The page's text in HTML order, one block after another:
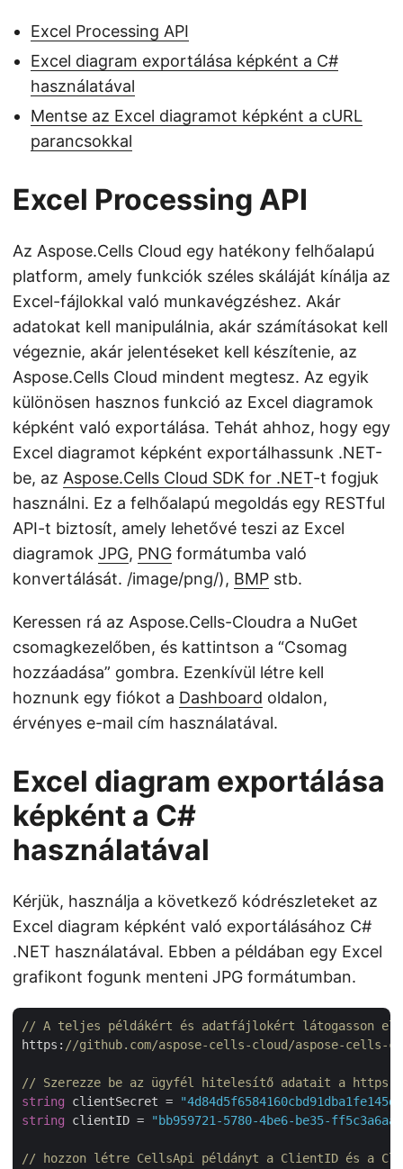
Excel Processing API
Excel diagram exportálása képként a C#
használatával
Mentse az Excel diagramot képként a cURL
parancsokkal
Excel Processing API
Az Aspose.Cells Cloud egy hatékony felhőalapú
platform, amely funkciók széles skáláját kínálja az
Excel-fájlokkal való munkavégzéshez. Akár
adatokat kell manipulálnia, akár számításokat kell
végeznie, akár jelentéseket kell készítenie, az
Aspose.Cells Cloud mindent megtesz. Az egyik
különösen hasznos funkció az Excel diagramok
képként való exportálása. Tehát ahhoz, hogy egy
Excel diagramot képként exportálhassunk .NET-
be, az Aspose.Cells Cloud SDK for .NET-t fogjuk
használni. Ez a felhőalapú megoldás egy RESTful
API-t biztosít, amely lehetővé teszi az Excel
diagramok JPG, PNG formátumba való
konvertálását. /image/png/), BMP stb.
Keressen rá az Aspose.Cells-Cloudra a NuGet
csomagkezelőben, és kattintson a “Csomag
hozzáadása” gombra. Ezenkívül létre kell
hoznunk egy fiókot a Dashboard oldalon,
érvényes e-mail cím használatával.
Excel diagram exportálása
képként a C#
használatával
Kérjük, használja a következő kódrészleteket az
Excel diagram képként való exportálásához C#
.NET használatával. Ebben a példában egy Excel
grafikont fogunk menteni JPG formátumban.
// A teljes példákért és adatfájlokért látogasson
https: //github.com/aspose-cells-cloud/aspose-cells-
// Szerezze be az ügyfél hitelesítő adatait a https://
string clientSecret =
string clientID = "bb959721-5780-4be6-be35-
// hozzon létre CellsApi példányt a ClientID és a